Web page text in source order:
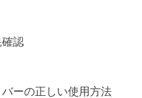
認
ーの正しい使用方法